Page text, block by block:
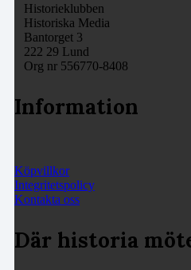
Historieklubben
Historiska Media
Bantorget 3
222 29 Lund
Org nr 556770-8408
Information
Köpvillkor
Integritetspolicy
Kontakta oss
Där historia